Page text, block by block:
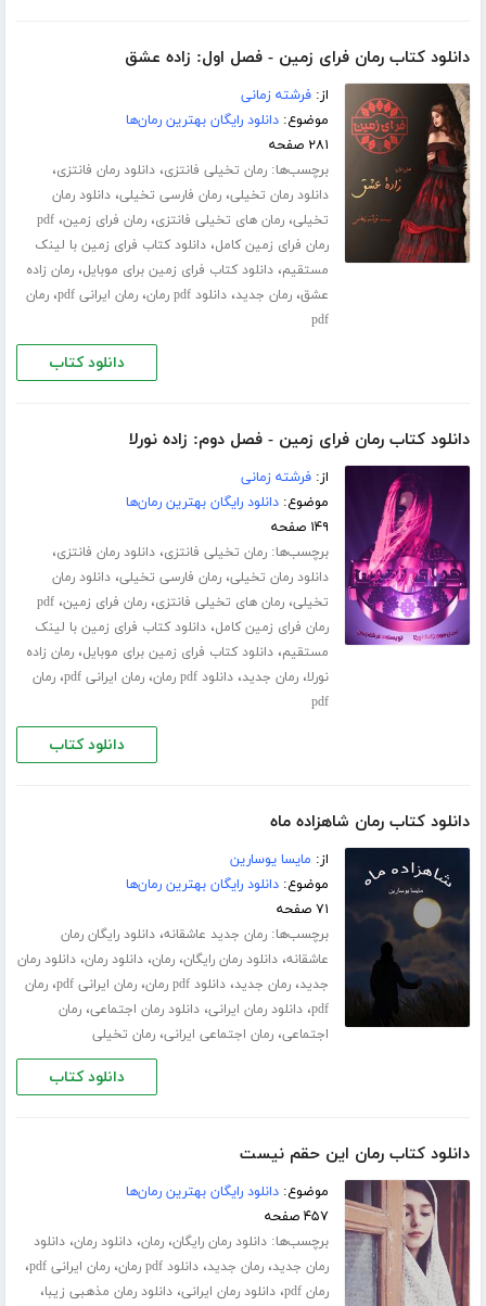
دانلود کتاب رمان فرای زمین - فصل اول: زاده عشق
از:فرشته زمانی
موضوع:دانلود رایگان بهترین رمان‌ها
۲۸۱ صفحه
برچسب‌ها:رمان تخیلی فانتزی،دانلود رمان فانتزی،
دانلود رمان تخیلی،رمان فارسی تخیلی،دانلود رمان
تخیلی،رمان های تخیلی فانتزی،رمان فرای زمین،pdf
رمان فرای زمین کامل،دانلود کتاب فرای زمین با لینک
مستقیم،دانلود کتاب فرای زمین برای موبایل،رمان زاده
عشق،رمان جدید،دانلود pdf رمان ،رمان ایرانی pdf ،رمان
pdf
دانلود کتاب
دانلود کتاب رمان فرای زمین - فصل دوم: زاده نورلا
از:فرشته زمانی
موضوع:دانلود رایگان بهترین رمان‌ها
۱۴۹ صفحه
برچسب‌ها:رمان تخیلی فانتزی،دانلود رمان فانتزی،
دانلود رمان تخیلی،رمان فارسی تخیلی،دانلود رمان
تخیلی،رمان های تخیلی فانتزی،رمان فرای زمین،pdf
رمان فرای زمین کامل،دانلود کتاب فرای زمین با لینک
مستقیم،دانلود کتاب فرای زمین برای موبایل،رمان زاده
نورلا،رمان جدید،دانلود pdf رمان ،رمان ایرانی pdf ،رمان
pdf
دانلود کتاب
دانلود کتاب رمان شاهزاده ماه
از: مایسا یوسارین
موضوع:دانلود رایگان بهترین رمان‌ها
۷۱ صفحه
برچسب‌ها:رمان جدید عاشقانه،دانلود رایگان رمان
عاشقانه،دانلود رمان رایگان،رمان،دانلود رمان،دانلود رمان
جدید،رمان جدید،دانلود pdf رمان ،رمان ایرانی pdf ،رمان
pdf،دانلود رمان ایرانی،دانلود رمان اجتماعی،رمان
اجتماعی،رمان اجتماعی ایرانی،رمان تخیلی
دانلود کتاب
دانلود کتاب رمان این حقم نیست
موضوع:دانلود رایگان بهترین رمان‌ها
۴۵۷ صفحه
برچسب‌ها:دانلود رمان رایگان،رمان،دانلود رمان،دانلود
رمان جدید،رمان جدید،دانلود pdf رمان ،رمان ایرانی pdf ،
رمان pdf ،دانلود رمان ایرانی،دانلود رمان مذهبی زیبا،